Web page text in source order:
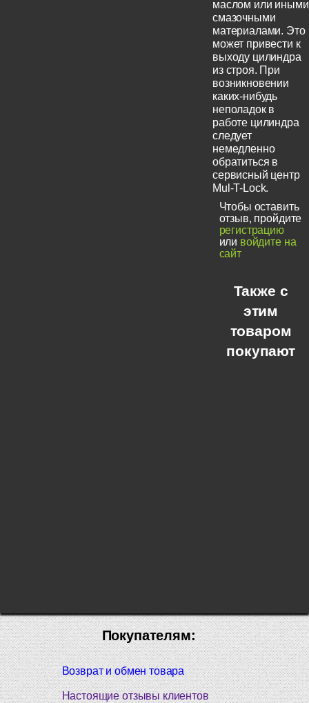
маслом или иными
смазочными
материалами. Это
может привести к
выходу цилиндра
из строя. При
возникновении
каких-нибудь
неполадок в
работе цилиндра
следует
немедленно
обратиться в
сервисный центр
Mul-T-Lock.
Чтобы оставить
отзыв, пройдите
регистрацию
или войдите на
сайт
Также с
этим
товаром
покупают
Покупателям:
Возврат и обмен товара
Настоящие отзывы клиентов